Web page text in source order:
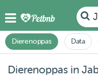
Dierenoppas Data
Dierenoppas in